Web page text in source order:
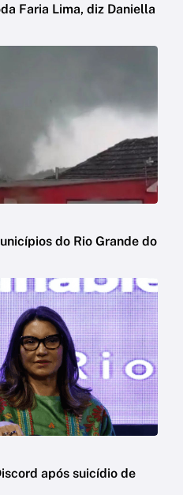
Faria Lima, diz Daniella
do Rio Grande do
após suicídio de